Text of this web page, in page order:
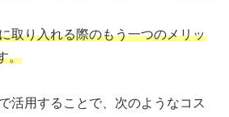
取り入れる際のもう一つのメリッ
。
活用することで、次のようなコス